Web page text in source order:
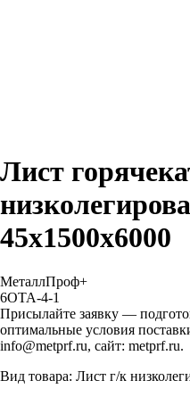
Лист
45х1500х6000
МеталлПроф+
6OTA-4-1
Присылайте заявку —
оптимальные условия
info@metprf.ru, сайт: metprf.ru.
Вид товара: Лист г/к